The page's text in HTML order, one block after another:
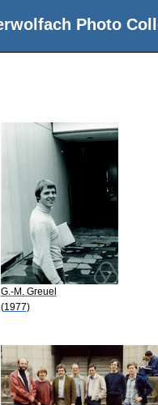
Photo
G.-M. Greuel
(1977)